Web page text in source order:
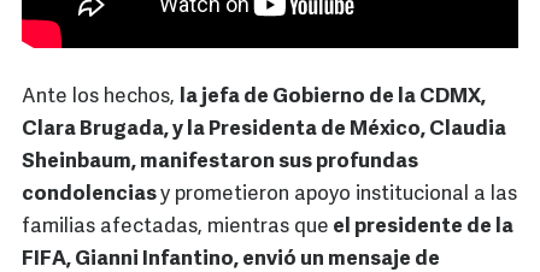
Ante los hechos, la jefa de Gobierno de la CDMX,
Clara Brugada, y la Presidenta de México, Claudia
Sheinbaum, manifestaron sus profundas
condolenciasy prometieron apoyo institucional a las
familias afectadas, mientras que el presidente de la
FIFA, Gianni Infantino, envió un mensaje de